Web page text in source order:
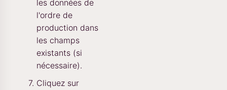
les données de
l'ordre de
production dans
les champs
existants (si
nécessaire).
Cliquez sur